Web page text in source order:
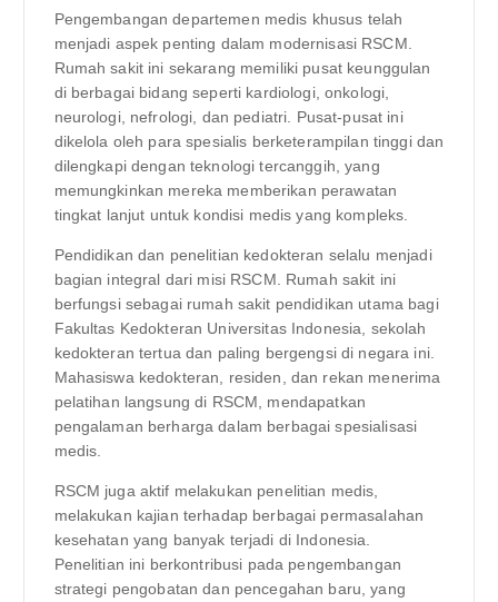
Pengembangan departemen medis khusus telah
menjadi aspek penting dalam modernisasi RSCM.
Rumah sakit ini sekarang memiliki pusat keunggulan
di berbagai bidang seperti kardiologi, onkologi,
neurologi, nefrologi, dan pediatri. Pusat-pusat ini
dikelola oleh para spesialis berketerampilan tinggi dan
dilengkapi dengan teknologi tercanggih, yang
memungkinkan mereka memberikan perawatan
tingkat lanjut untuk kondisi medis yang kompleks.
Pendidikan dan penelitian kedokteran selalu menjadi
bagian integral dari misi RSCM. Rumah sakit ini
berfungsi sebagai rumah sakit pendidikan utama bagi
Fakultas Kedokteran Universitas Indonesia, sekolah
kedokteran tertua dan paling bergengsi di negara ini.
Mahasiswa kedokteran, residen, dan rekan menerima
pelatihan langsung di RSCM, mendapatkan
pengalaman berharga dalam berbagai spesialisasi
medis.
RSCM juga aktif melakukan penelitian medis,
melakukan kajian terhadap berbagai permasalahan
kesehatan yang banyak terjadi di Indonesia.
Penelitian ini berkontribusi pada pengembangan
strategi pengobatan dan pencegahan baru, yang